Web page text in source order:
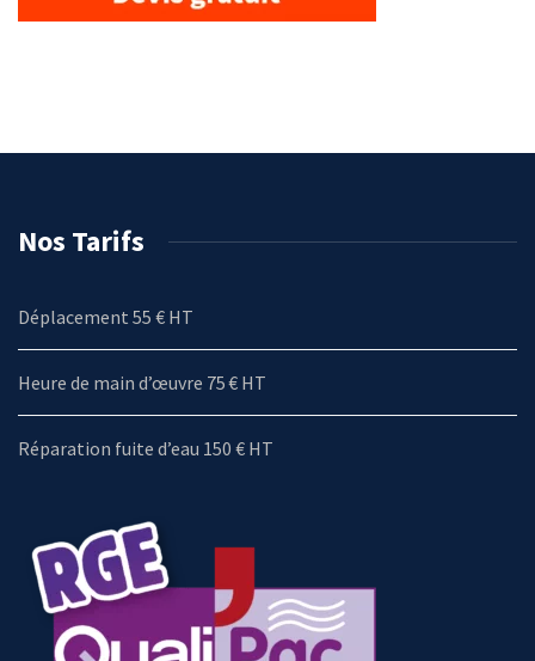
Nos Tarifs
Déplacement 55 € HT
Heure de main d’œuvre 75 € HT
Réparation fuite d’eau 150 € HT